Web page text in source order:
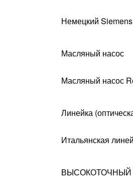
Немецкий
Масляный насос
Масляный насос
Линейка
Итальянская